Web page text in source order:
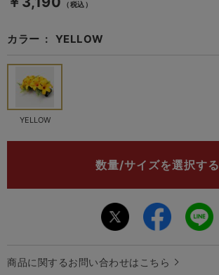
（税込）
カラー YELLOW
YELLOW
数量/サイズを選択する
商品に関するお問い合わせはこちら